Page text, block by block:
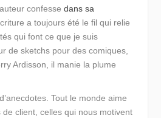
confessedans sa
a toujours été le fil qui relie
qui font ce que je suis
de sketchs pour des comiques,
Ardisson, il manie la plume
Tout le monde aime
de client, celles qui nous motivent